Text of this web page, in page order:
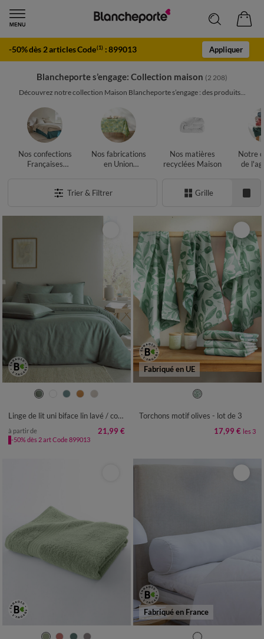
-50% dès 2 articles Code(1) :899013 Appliquer
Blancheporte s’engage: Collection maison (2 208)
Découvrez notre collection Maison Blancheporte s’engage : des produits...
Nos confections
Françaises
Nos fabrications
en Union
Nos matières
recyclées Maison
Notre
de
Trier & Filtrer
Grille
Linge de lit uni biface lin lavé / coton lavé
à partir de 21,99 €
-50% dès 2 art Code 899013
Fabriqué en UE
Torchons motif olives - lot de 3
17,99 € les 3
Fabriqué en France